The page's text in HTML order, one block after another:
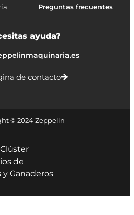
Preguntas frecuentes
ayuda?
de contacto
© 2024 Zeppelin
de
Ganaderos